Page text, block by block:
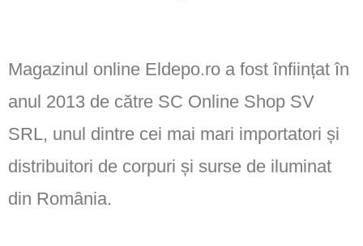
Magazinul online Eldepo.ro a fost înființat în
anul 2013 de către SC Online Shop SV
SRL, unul dintre cei mai mari importatori și
distribuitori de corpuri și surse de iluminat
din România.